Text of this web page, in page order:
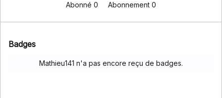
Abonné 0 Abonnement 0
Badges
Mathieu141 n'a pas encore reçu de badges.